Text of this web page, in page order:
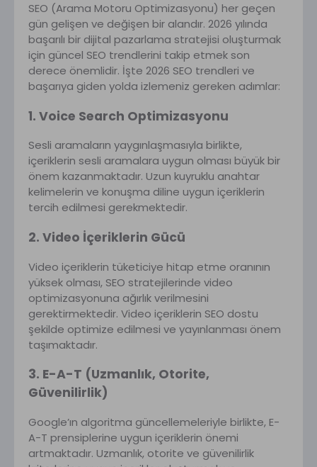
SEO (Arama Motoru Optimizasyonu) her geçen
gün gelişen ve değişen bir alandır. 2026 yılında
başarılı bir dijital pazarlama stratejisi oluşturmak
için güncel SEO trendlerini takip etmek son
derece önemlidir. İşte 2026 SEO trendleri ve
başarıya giden yolda izlemeniz gereken adımlar:
1. Voice Search Optimizasyonu
Sesli aramaların yaygınlaşmasıyla birlikte,
içeriklerin sesli aramalara uygun olması büyük bir
önem kazanmaktadır. Uzun kuyruklu anahtar
kelimelerin ve konuşma diline uygun içeriklerin
tercih edilmesi gerekmektedir.
2. Video İçeriklerin Gücü
Video içeriklerin tüketiciye hitap etme oranının
yüksek olması, SEO stratejilerinde video
optimizasyonuna ağırlık verilmesini
gerektirmektedir. Video içeriklerin SEO dostu
şekilde optimize edilmesi ve yayınlanması önem
taşımaktadır.
3. E-A-T (Uzmanlık, Otorite,
Güvenilirlik)
Google’ın algoritma güncellemeleriyle birlikte, E-
A-T prensiplerine uygun içeriklerin önemi
artmaktadır. Uzmanlık, otorite ve güvenilirlik